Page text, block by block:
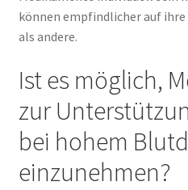
können empfindlicher auf
als andere.
Ist es möglich,
zur
bei hohem
einzunehmen?